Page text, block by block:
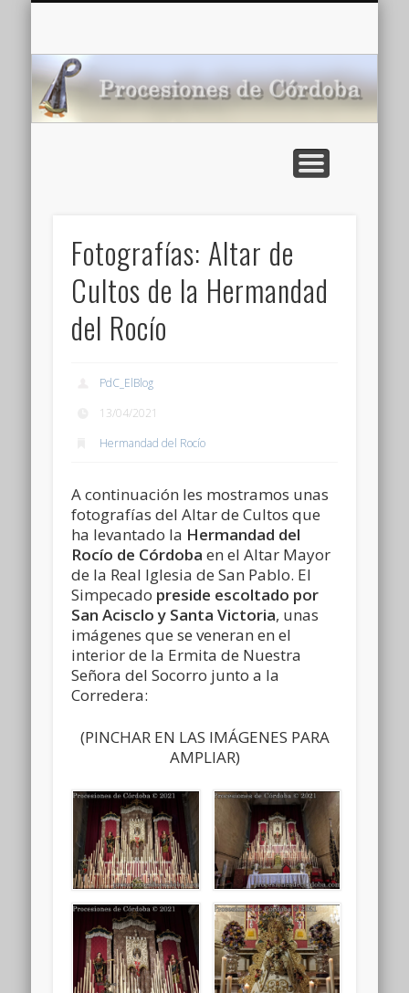
Fotografías: Altar de
Cultos de la Hermandad
del Rocío
PdC_ElBlog
13/04/2021
Hermandad del Rocío
A continuación les mostramos unas
fotografías del Altar de Cultos que
ha levantado la Hermandad del
Rocío de Córdoba en el Altar Mayor
de la Real Iglesia de San Pablo. El
Simpecado preside escoltado por
San Acisclo y Santa Victoria, unas
imágenes que se veneran en el
interior de la Ermita de Nuestra
Señora del Socorro junto a la
Corredera:
(PINCHAR EN LAS IMÁGENES PARA
AMPLIAR)